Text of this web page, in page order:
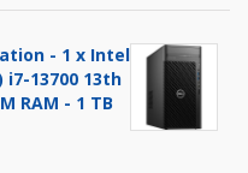
- 1 x Intel
i7-13700 13th
RAM - 1 TB